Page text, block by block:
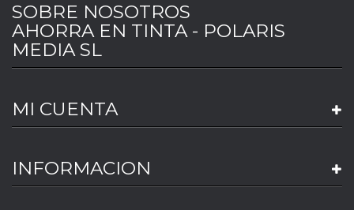
SOBRE NOSOTROS
AHORRA EN TINTA - POLARIS
MEDIA SL
MI CUENTA
INFORMACION